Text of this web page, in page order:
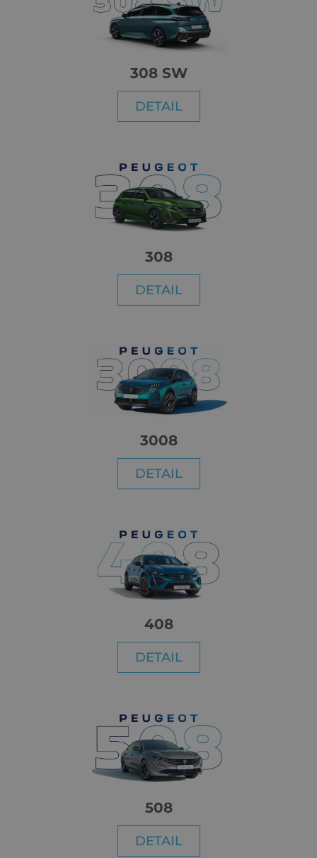
308 SW
DETAIL
308
DETAIL
3008
DETAIL
408
DETAIL
508
DETAIL